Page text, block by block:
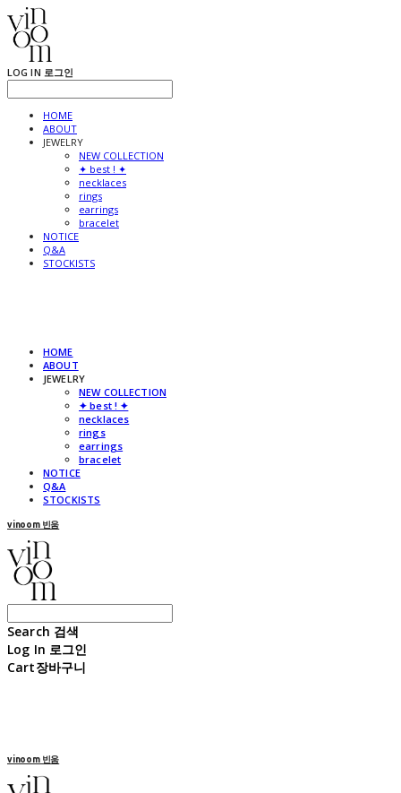
LOG IN 로그인
HOME
ABOUT
JEWELRY
NEW COLLECTION
✦ best ! ✦
necklaces
rings
earrings
bracelet
NOTICE
Q&A
STOCKISTS
HOME
ABOUT
JEWELRY
NEW COLLECTION
✦ best ! ✦
necklaces
rings
earrings
bracelet
NOTICE
Q&A
STOCKISTS
vinoom 빈움
Search 검색
Log In 로그인
Cart장바구니
vinoom 빈움